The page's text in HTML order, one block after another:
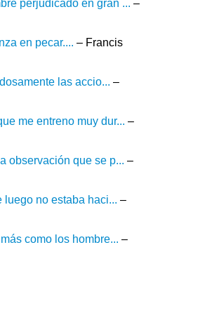
perjudicado en gran ... –
en pecar.... – Francis
las accio... –
me entreno muy dur... –
observación que se p... –
luego no estaba haci... –
como los hombre... –